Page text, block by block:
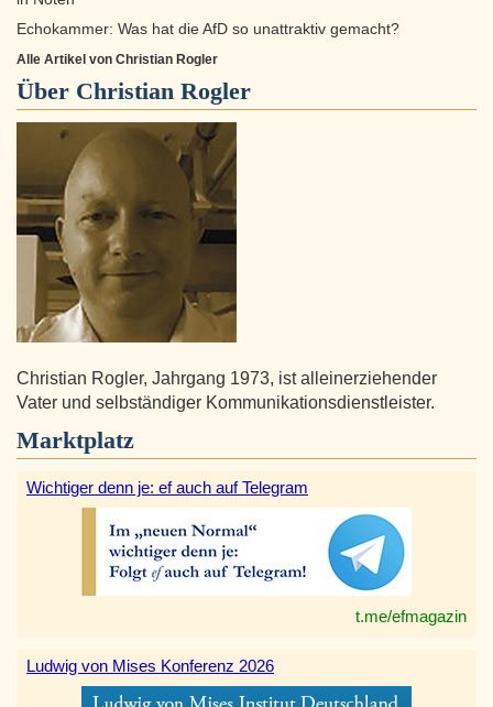
Echokammer: Was hat die AfD so unattraktiv gemacht?
Alle Artikel von Christian Rogler
Über Christian Rogler
Christian Rogler, Jahrgang 1973, ist alleinerziehender
Vater und selbständiger Kommunikationsdienstleister.
Marktplatz
Wichtiger denn je: ef auch auf Telegram
t.me/efmagazin
Ludwig von Mises Konferenz 2026